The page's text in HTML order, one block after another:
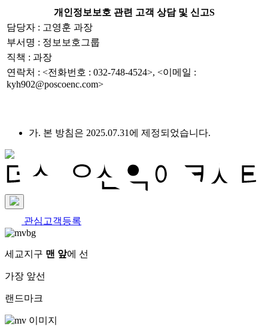
개인정보보호 관련 고객 상담 및 신고S
담당자 : 고영훈 과장
부서명 : 정보보호그룹
직책 : 과장
연락처 : <전화번호 : 032-748-4524>, <이메일 :
kyh902@poscoenc.com>
가. 본 방침은 2025.07.31에 제정되었습니다.
관심고객등록
세교지구 맨 앞에 선
가장 앞선
랜드마크